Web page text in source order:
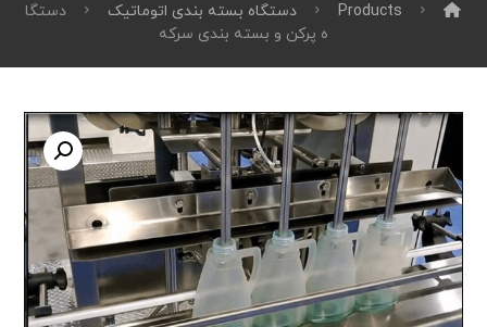
Products دستگاه بسته بندی اتوماتیک
دستگا
ه پرکن و بسته بندی سرکه